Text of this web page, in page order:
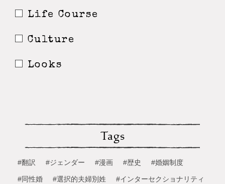
Life Course
Culture
Looks
Tags
#翻訳 #ジェンダー #漫画 #歴史 #婚姻制度
#同性婚 #選択的夫婦別姓 #インターセクショナリティ